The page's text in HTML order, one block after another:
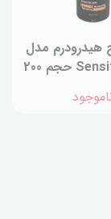
هیدرودرم مدل
Sensitive Skin حجم 200
میلی لیتر